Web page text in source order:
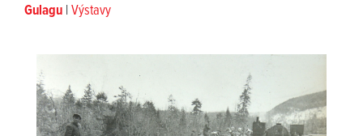
Gulagu | Výstavy